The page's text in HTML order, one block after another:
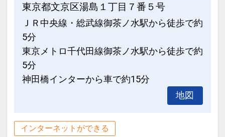
東京都文京区湯島１丁目７番５号
ＪＲ中央線・総武線御茶ノ水駅から徒歩で約
5分
東京メトロ千代田線御茶ノ水駅から徒歩で約
5分
神田橋インターから車で約15分
地図
インターネットができる